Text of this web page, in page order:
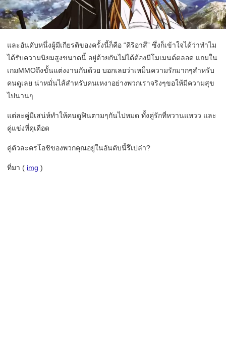
และอันดับหนึ่งผู้มีเกียรติของครั้งนี้ก็คือ “คิริอาสึ” ซึ่งก็เข้าใจได้ว่าทำไม
ได้รับความนิยมสูงขนาดนี้ อยู่ด้วยกันไม่ได้ต้องมีโมเมนต์ตลอด แถมใน
เกมMMOถึงขั้นแต่งงานกันด้วย บอกเลยว่าเหม็นความรักมากๆสำหรับ
คนดูเลย น่าหมั่นไส้สำหรับคนเหงาอย่างพวกเราจริงๆขอให้มีความสุข
ไปนานๆ
แต่ละคู่มีเสน่ห์ทำให้คนดูฟินตามๆกันไปหมด ทั้งคู่รักที่หวานแหวว และ
คู่แข่งที่ดุเดือด
คู่ตัวละครโอชิของพวกคุณอยู่ในอันดับนี้รึเปล่า?
ที่มา ( img )